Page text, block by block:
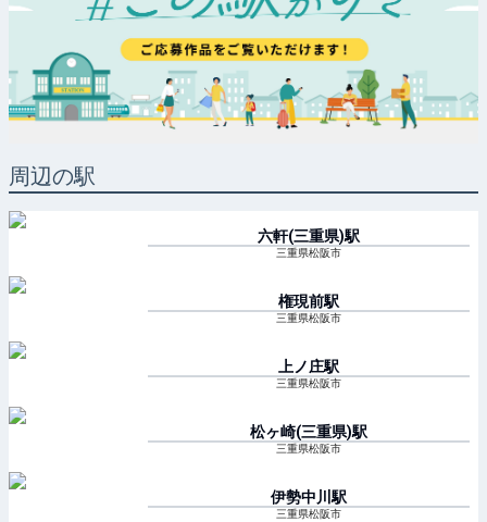
周辺の駅
六軒(三重県)駅
三重県松阪市
権現前駅
三重県松阪市
上ノ庄駅
三重県松阪市
松ヶ崎(三重県)駅
三重県松阪市
伊勢中川 駅
三重県松阪市